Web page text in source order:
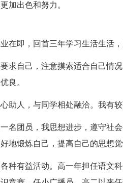
加出色和努力。
在即，回首三年学习生活生活，
求自己，注意摸索适合自己情
良。
助人，与同学相处融洽。我有
名团员，我思想进步，遵守社
地锻炼自己，提高自己的思想觉
种有益活动。高一年担任语文